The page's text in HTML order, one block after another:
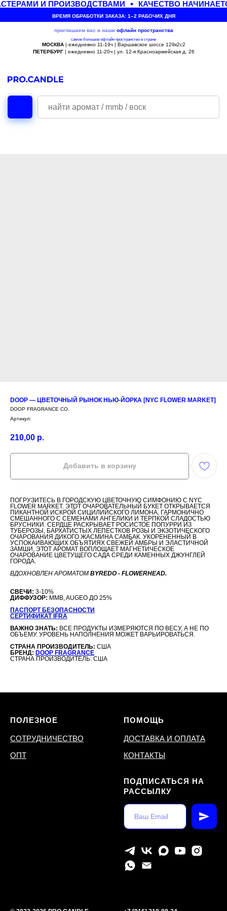
И ПРОИЗВОДСТВАМИ КАЧЕСТВО
ВРЕМЯ ОБРАБОТКИ ЗАКАЗА: 1–2 РАБОЧИХ ДНЯ
приглашаем вас в наши офлайн пространства
самое большое офлайн пространство в стране
МОСКВА| ежедневно 11-19ч | Варшавское шоссе 129к2с2
ПЕТЕРБУРГ| ежедневно 11-20ч | ул. 12-я Красноармейская д. 26
DOOP — ЦВЕТОЧНЫЙ РЫНОК НЬЮ-ЙОРКА [NYC FLOWER MARKET]
DOOP FRAGRANCE CO.
Артикул:
210,00 р.
Добавить в корзину
ПОГРУЗИТЕСЬ В ГОРОДСКУЮ ЦВЕТОЧНУЮ СИМФОНИЮ С NYC
FLOWER MARKET. ЭТОТ ОЧАРОВАТЕЛЬНЫЙ БУКЕТ ОТКРЫВАЕТСЯ
ПИКАНТНОЙ ИСКРОЙ СИЦИЛИЙСКОГО ЛИМОНА, ГАРМОНИЧНО
СМЕШАННОГО С СЕМЕНАМИ АНГЕЛИКИ И ТЕРПКОЙ СЛАДОСТЬЮ
БРУСНИКИ. СЕРДЦЕ РАСКРЫВАЕТ РОСИСТОЕ ПОПУРРИ ИЗ
ТУБЕРОЗЫ, БАРХАТИСТЫХ ЛЕПЕСТКОВ РОЗЫ И ЭКЗОТИЧЕСКОГО
ОЧАРОВАНИЯ ДИКОГО ЖАСМИНА САМБАК. УКОРЕНЕННЫЙ В
УСПОКАИВАЮЩИХ ОБЪЯТИЯХ СВЕЖЕЙ АМБРЫ И ЭЛАСТИЧНОЙ
ЗАМШИ, ЭТОТ АРОМАТ ВОПЛОЩАЕТ МАГНЕТИЧЕСКОЕ
ОЧАРОВАНИЕ ЦВЕТУЩЕГО САДА СРЕДИ КАМЕННЫХ ДЖУНГЛЕЙ
ГОРОДА.
ВДОХНОВЛЕН АРОМАТОМ BYREDO - FLOWERHEAD.
СВЕЧИ: 3-10%
ДИФФУЗОР: MMB, AUGEO ДО 25%
ПАСПОРТ БЕЗОПАСНОСТИ
СЕРТИФИКАТ IFRA
ВАЖНО ЗНАТЬ: ВСЕ ПРОДУКТЫ ИЗМЕРЯЮТСЯ ПО ВЕСУ, А НЕ ПО
ОБЪЕМУ. УРОВЕНЬ НАПОЛНЕНИЯ МОЖЕТ ВАРЬИРОВАТЬСЯ.
СТРАНА ПРОИЗВОДИТЕЛЬ: США
БРЕНД: DOOP FRAGRANCE
СТРАНА ПРОИЗВОДИТЕЛЬ: США
ПОЛЕЗНОЕ
СОТРУДНИЧЕСТВО
ОПТ
ПОМОЩЬ
ДОСТАВКА И ОПЛАТА
КОНТАКТЫ
ПОДПИСАТЬСЯ НА
РАССЫЛКУ